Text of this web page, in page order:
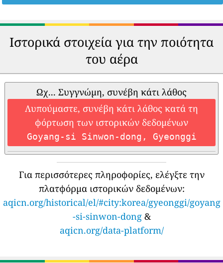
Ιστορικά στοιχεία για την ποιότητα
του αέρα
Ωχ... Συγγνώμη, συνέβη κάτι λάθος
Λυπούμαστε, συνέβη κάτι λάθος κατά τη
φόρτωση των ιστορικών δεδομένων
Goyang-si Sinwon-dong, Gyeonggi
Για περισσότερες πληροφορίες, ελέγξτε την
πλατφόρμα ιστορικών δεδομένων:
aqicn.org/historical/el/#city:korea/gyeonggi/goyang
-si-sinwon-dong&
aqicn.org/data-platform/